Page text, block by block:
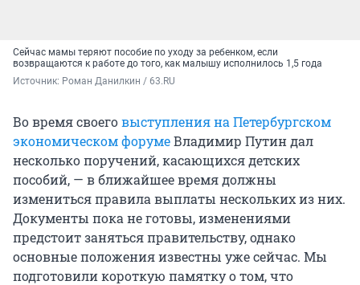
Сейчас мамы теряют пособие по уходу за ребенком, если
возвращаются к работе до того, как малышу исполнилось 1,5 года
Источник: Роман Данилкин / 63.RU
Во время своеговыступления на Петербургском
экономическом форумеВладимир Путин дал
несколько поручений, касающихся детских
пособий, — в ближайшее время должны
измениться правила выплаты нескольких из них.
Документы пока не готовы, изменениями
предстоит заняться правительству, однако
основные положения известны уже сейчас. Мы
подготовили короткую памятку о том, что